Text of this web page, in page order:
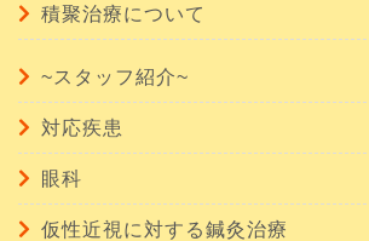
積聚治療について
~スタッフ紹介~
対応疾患
眼科
仮性近視に対する鍼灸治療